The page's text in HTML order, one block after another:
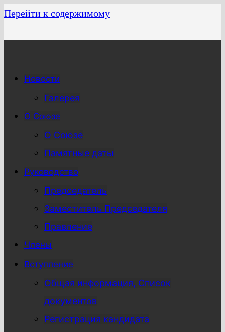
Перейти к содержимому
Новости
Галерея
О Союзе
О Союзе
Памятные даты
Руководство
Председатель
Заместитель Председателя
Правление
Члены
Вступление
Общая информация, Список
документов
Регистрация кандидата